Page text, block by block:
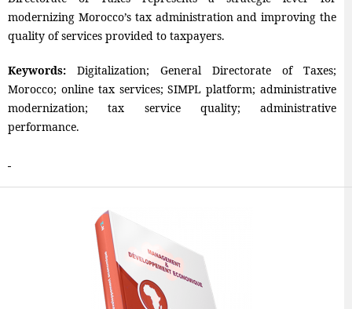
modernizing Morocco’s tax administration and improving the
quality of services provided to taxpayers.
Keywords:Digitalization; General Directorate of Taxes;
Morocco; online tax services; SIMPL platform; administrative
modernization; tax service quality; administrative
performance.